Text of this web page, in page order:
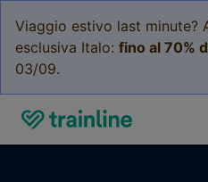
Viaggio estivo last
esclusiva Italo: fino al 70%
03/09.